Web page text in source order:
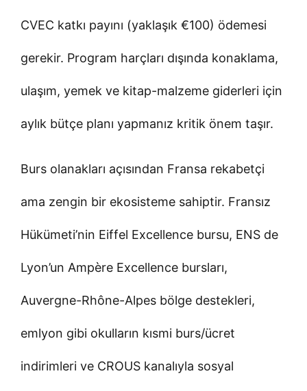
CVEC katkı payını (yaklaşık €100) ödemesi
gerekir. Program harçları dışında konaklama,
ulaşım, yemek ve kitap-malzeme giderleri için
aylık bütçe planı yapmanız kritik önem taşır.
Burs olanakları açısından Fransa rekabetçi
ama zengin bir ekosisteme sahiptir. Fransız
Hükümeti’nin Eiffel Excellence bursu, ENS de
Lyon’un Ampère Excellence bursları,
Auvergne-Rhône-Alpes bölge destekleri,
emlyon gibi okulların kısmi burs/ücret
indirimleri ve CROUS kanalıyla sosyal